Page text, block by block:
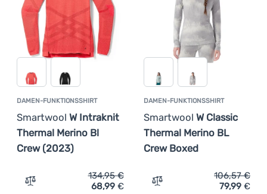
DAMEN-FUNKTIONSSHIRT
Smartwool W Intraknit
Thermal Merino Bl
Crew (2023)
Zum Vergleich 'Damen-Funktionsshirt Smartwool W
134,95€
68,99 €
DAMEN-FUNKTIONSSHIRT
Smartwool W Classic
Thermal Merino BL
Crew Boxed
Zum Vergleich 'Damen-
106,57€
79,99 €